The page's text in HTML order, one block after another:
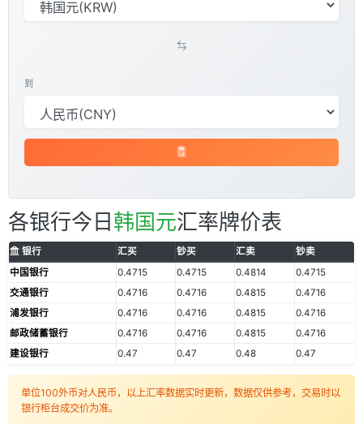
到
各银行今日 韩国元汇率牌价表
银行 汇买 钞买 汇卖
钞卖
中国银行
0.4715 0.4715 0.4814
0.4715
交通银行
0.4716 0.4716 0.4815
0.4716
浦发银行
0.4716 0.4716 0.4815
0.4716
邮政储蓄银行
0.4716 0.4716 0.4815
0.4716
建设银行
0.47 0.47 0.48 0.47
单位100外币对人民币，以上汇率数据实时更新，数据仅供参考，交易时以
银行柜台成交价为准。